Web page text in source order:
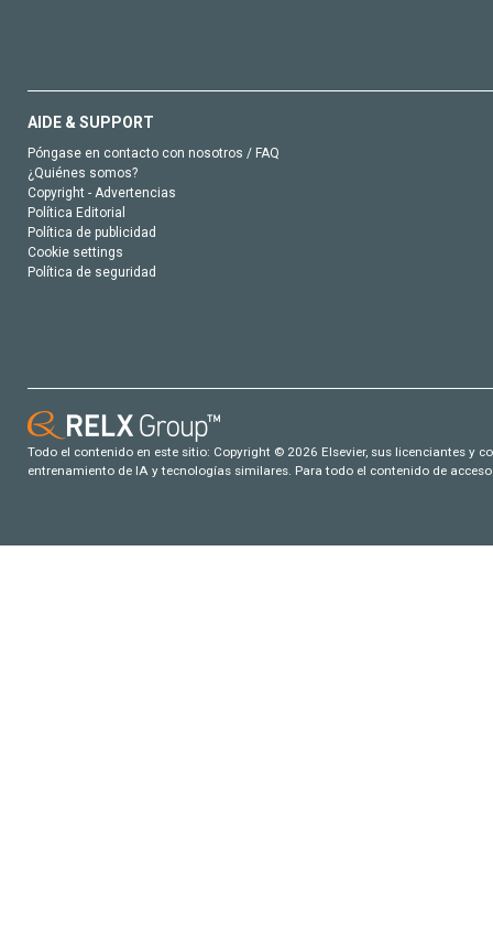
AIDE & SUPPORT
Póngase en contacto con nosotros / FAQ
¿Quiénes somos?
Copyright - Advertencias
Política Editorial
Política de publicidad
Cookie settings
Política de seguridad
Todo el contenido en este sitio: Copyright © 2026 Elsevier, sus licenciantes y
entrenamiento de IA y tecnologías similares. Para todo el contenido de